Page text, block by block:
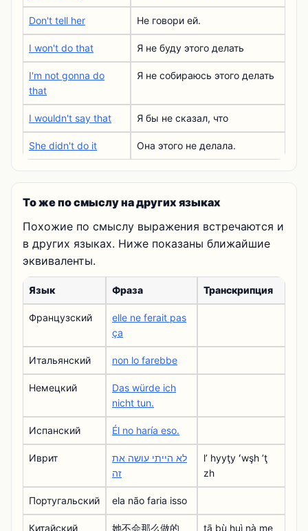
Don't tell her Не говори ей.
I won't do that Я не буду этого делать
I'm not gonna do
that
Я не собираюсь этого делать
I wouldn't say that Я бы не сказал, что
She didn't do it Она этого не делала.
То же по смыслу на других языках
Похожие по смыслу выражения встречаются и
в других языках. Ниже показаны ближайшие
эквиваленты.
Язык Фраза Транскрипция
Французский
elle ne ferait pas
ça
Итальянский non lo farebbe
Немецкий
Das würde ich
nicht tun.
Испанский Él no haría eso.
Иврит
לא הייתי עושה את
זה
lʼ hyyţy ʻwşh ʼţ
zh
Португальский ela não faria isso
Китайский 她不会那么做的 tā bù huì nà me